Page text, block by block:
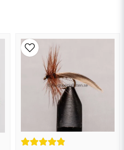
frage veröffentlichen